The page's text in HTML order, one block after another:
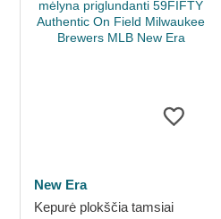
New Era
Kepurė plokščia tamsiai